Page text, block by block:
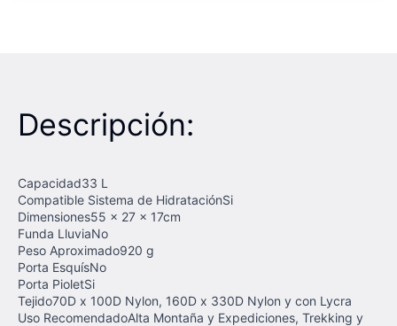
Descripción:
Capacidad33 L
Compatible Sistema de HidrataciónSi
Dimensiones55 x 27 x 17cm
Funda LluviaNo
Peso Aproximado920 g
Porta EsquísNo
Porta PioletSi
Tejido70D x 100D Nylon, 160D x 330D Nylon y con Lycra
Uso RecomendadoAlta Montaña y Expediciones, Trekking y